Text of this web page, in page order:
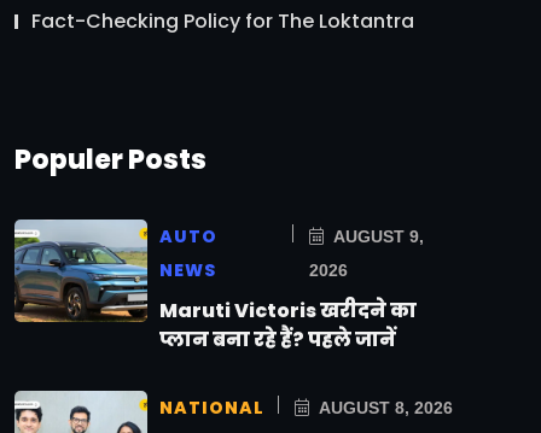
Fact-Checking Policy for The Loktantra
Populer Posts
AUTO
NEWS
AUGUST 9,
2026
Maruti Victoris खरीदने का
प्लान बना रहे हैं? पहले जानें
NATIONAL AUGUST 8, 2026